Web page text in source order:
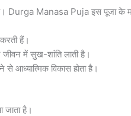
है। Durga Manasa Puja इस पूजा के
करती हैं।
में सुख-शांति लाती है।
से आध्यात्मिक विकास होता है।
है।